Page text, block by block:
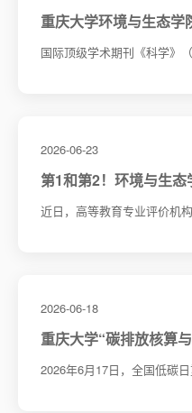
重庆大学环境与生态
国际顶级学术期刊《科学》
2026-06-23
第1和第2！环境与生
近日，高等教育专业评价机
2026-06-18
重庆大学“碳排放核算
2026年6月17日，全国低碳